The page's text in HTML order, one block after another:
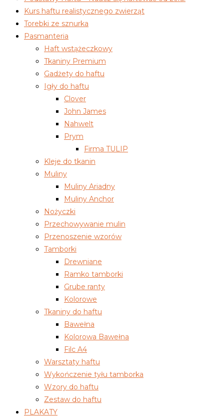
Kurs haftu realistycznego zwierząt
Torebki ze sznurka
Pasmanteria
Haft wstążeczkowy
Tkaniny Premium
Gadżety do haftu
Igły do haftu
Clover
John James
Nahwelt
Prym
Firma TULIP
Kleje do tkanin
Muliny
Muliny Ariadny
Muliny Anchor
Nożyczki
Przechowywanie mulin
Przenoszenie wzorów
Tamborki
Drewniane
Ramko tamborki
Grube ranty
Kolorowe
Tkaniny do haftu
Bawełna
Kolorowa Bawełna
Filc A4
Warsztaty haftu
Wykończenie tyłu tamborka
Wzory do haftu
Zestaw do haftu
PLAKATY